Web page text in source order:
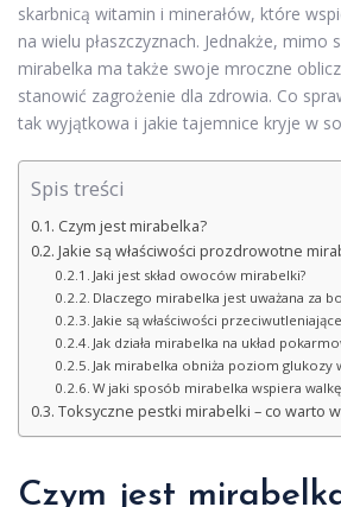
skarbnicą witamin i minerałów, które
na wielu płaszczyznach. Jednakże, mimo
mirabelka ma także swoje mroczne
stanowić zagrożenie dla zdrowia. Co
tak wyjątkowa i jakie tajemnice kryje w
Spis treści
Czym jest mirabelka?
Jakie są właściwości prozdrowotne
Jaki jest skład owoców mirabelki?
Dlaczego mirabelka jest uważana za
Jakie są właściwości
Jak działa mirabelka na układ
Jak mirabelka obniża poziom glukozy
W jaki sposób mirabelka wspiera
Toksyczne pestki mirabelki – co warto
Czym jest